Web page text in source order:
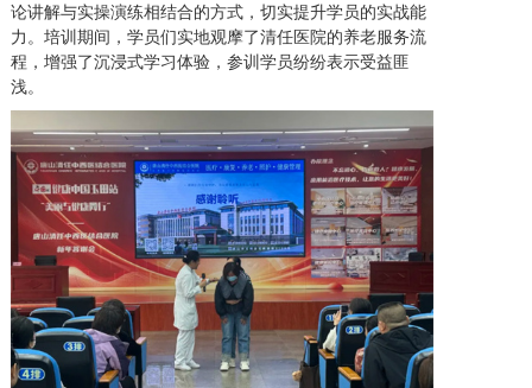
论讲解与实操演练相结合的方式，切实提升学员的实战能
力。培训期间，学员们实地观摩了清任医院的养老服务流
程，增强了沉浸式学习体验，参训学员纷纷表示受益匪
浅。